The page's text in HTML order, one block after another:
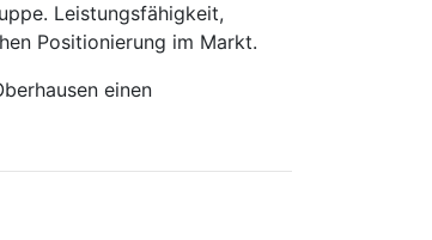
Leistungsfähigkeit,
Positionierung im Markt.
einen